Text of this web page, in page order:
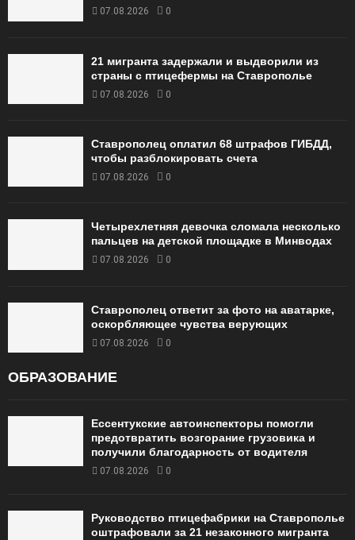
07.08.2026 0
21 мигранта задержали и выдворили из
страны с птицефермы на Ставрополье
07.08.2026 0
Ставрополец оплатил 68 штрафов ГИБДД,
чтобы разблокировать счета
07.08.2026 0
Четырехлетняя девочка сломала несколько
пальцев на детской площадке в Минводах
07.08.2026 0
Ставрополец ответит за фото на аватарке,
оскорбляющее чувства верующих
07.08.2026 0
ОБРАЗОВАНИЕ
Ессентукские автоинспекторы помогли
предотвратить возгорание грузовика и
получили благодарность от водителя
07.08.2026 0
Руководство птицефабрики на Ставрополье
оштрафовали за 21 незаконного мигранта